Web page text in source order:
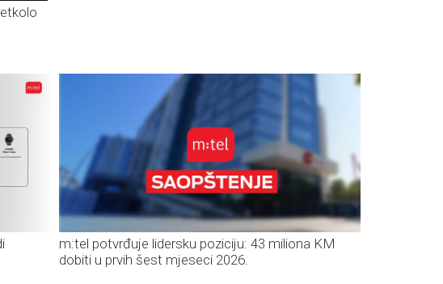
m:tel potvrđuje lidersku poziciju: 43 miliona KM
dobiti u prvih šest mjeseci 2026.